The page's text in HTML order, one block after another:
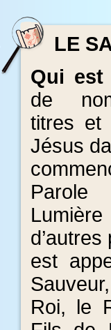
LE
Qui est
de
titres et
Jésus
est
Roi, le